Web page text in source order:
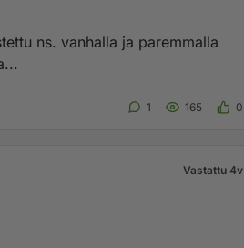
ns. vanhalla ja paremmalla
1 165 0
Vastattu 4v